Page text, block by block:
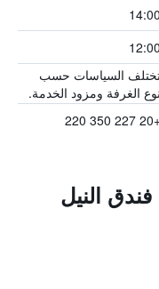
14:00
12:00
السياسات حسب
نوع الغرفة ومزود الخدمة.
+20
النيل